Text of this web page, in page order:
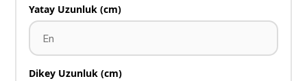
Yatay Uzunluk (cm)
Dikey Uzunluk (cm)